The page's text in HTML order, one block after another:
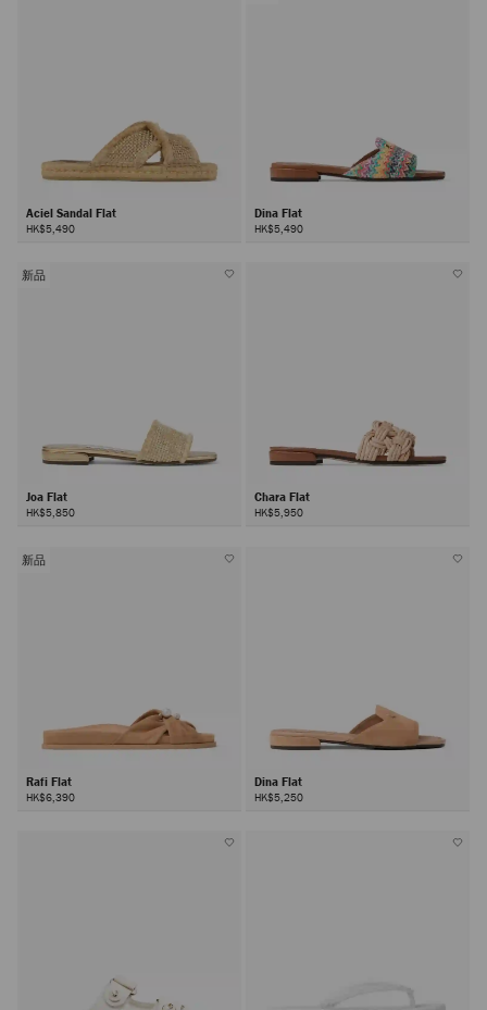
Aciel Sandal Flat
HK$5,490
Dina Flat
HK$5,490
新品
Joa Flat
HK$5,850
Chara Flat
HK$5,950
新品
Rafi Flat
HK$6,390
Dina Flat
HK$5,250